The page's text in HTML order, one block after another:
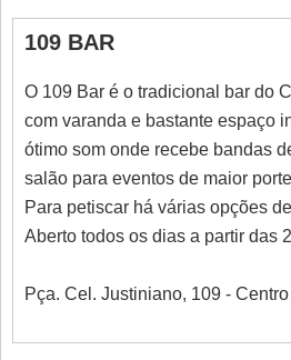
109 BAR
O 109 Bar é o tradicional bar do
com varanda e bastante espaço
ótimo som onde recebe bandas
salão para eventos de maior
Para petiscar há várias opções
Aberto todos os dias a partir das
Pça. Cel. Justiniano, 109 -